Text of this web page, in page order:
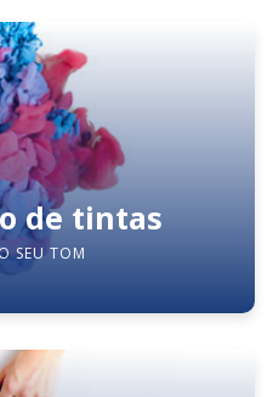
de tintas
SEU TOM